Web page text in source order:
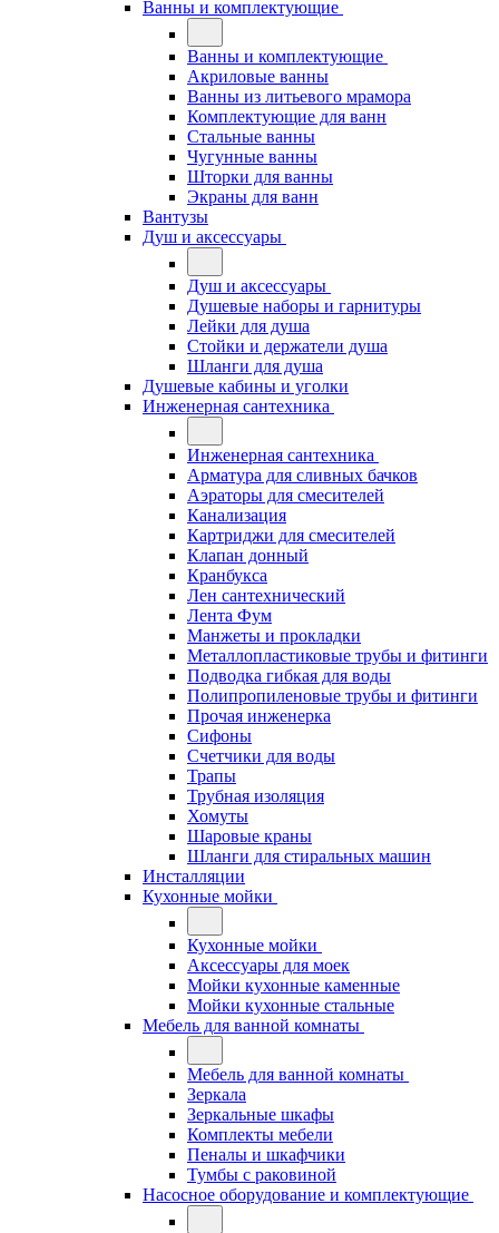
Ванны и комплектующие
Ванны и комплектующие
Акриловые ванны
Ванны из литьевого мрамора
Комплектующие для ванн
Стальные ванны
Чугунные ванны
Шторки для ванны
Экраны для ванн
Вантузы
Душ и аксессуары
Душ и аксессуары
Душевые наборы и гарнитуры
Лейки для душа
Стойки и держатели душа
Шланги для душа
Душевые кабины и уголки
Инженерная сантехника
Инженерная сантехника
Арматура для сливных бачков
Аэраторы для смесителей
Канализация
Картриджи для смесителей
Клапан донный
Кранбукса
Лен сантехнический
Лента Фум
Манжеты и прокладки
Металлопластиковые трубы и фитинги
Подводка гибкая для воды
Полипропиленовые трубы и фитинги
Прочая инженерка
Сифоны
Счетчики для воды
Трапы
Трубная изоляция
Хомуты
Шаровые краны
Шланги для стиральных машин
Инсталляции
Кухонные мойки
Кухонные мойки
Аксессуары для моек
Мойки кухонные каменные
Мойки кухонные стальные
Мебель для ванной комнаты
Мебель для ванной комнаты
Зеркала
Зеркальные шкафы
Комплекты мебели
Пеналы и шкафчики
Тумбы с раковиной
Насосное оборудование и комплектующие